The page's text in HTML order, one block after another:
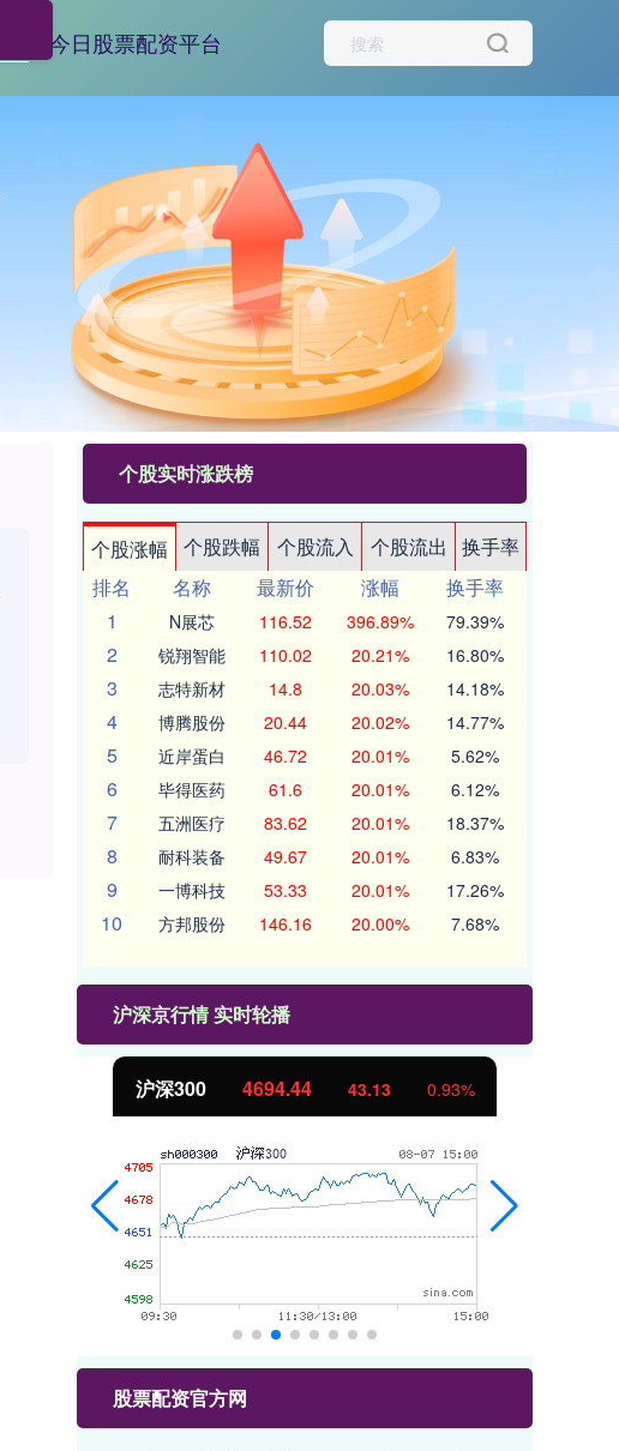
今日股票配资平台
个股实时涨跌榜
个股涨幅 个股跌幅 个股流入 个股流出
换手率
排名
名称 最新价 涨幅
换手率
1
N展芯 116.52 396.89% 79.39%
2 锐翔智能 110.02 20.21% 16.80%
3 志特新材 14.8 20.03% 14.18%
4 博腾股份 20.44 20.02% 14.77%
5 近岸蛋白 46.72 20.01% 5.62%
6 毕得医药 61.6 20.01% 6.12%
7 五洲医疗 83.62 20.01% 18.37%
8 耐科装备 49.67 20.01% 6.83%
9 一博科技 53.33 20.01% 17.26%
10 方邦股份 146.16 20.00% 7.68%
沪深京行情 实时轮播
沪深300 4694.44 43.13 0.93%
股票配资官方网